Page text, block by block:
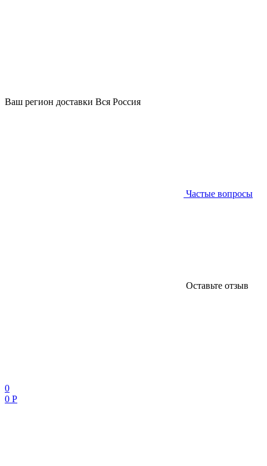
Ваш регион доставки Вся Россия
Частые вопросы
Оставьте отзыв
0
0 Р